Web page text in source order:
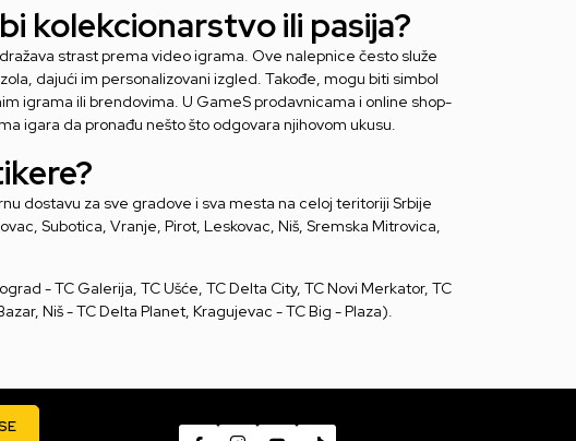
kolekcionarstvo ili pasija?
strast prema video igrama. Ove nalepnice često služe
dajući im personalizovani izgled. Takođe, mogu biti simbol
igrama ili brendovima. U GameS prodavnicama i online shop-
igara da pronađu nešto što odgovara njihovom ukusu.
dostavu za sve gradove i sva mesta na celoj teritoriji Srbije
Subotica, Vranje, Pirot, Leskovac, Niš, Sremska Mitrovica,
- TC Galerija, TC Ušće, TC Delta City, TC Novi Merkator, TC
Niš - TC Delta Planet, Kragujevac - TC Big - Plaza).